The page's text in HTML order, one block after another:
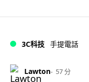
3C科技 手提電話
Lawton 57 分